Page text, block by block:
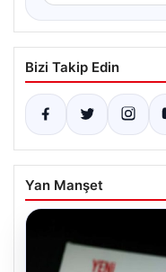
Bizi Takip Edin
Yan Manşet